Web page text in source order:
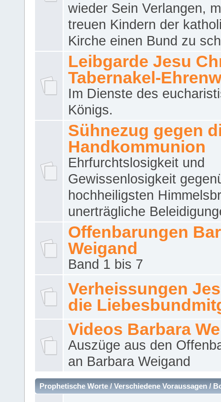
wieder Sein Verlangen,
treuen Kindern der
Kirche einen Bund zu
Leibgarde Jesu
Tabernakel-
Im Dienste des
Königs.
Sühnezug gegen
Handkommunion
Ehrfurchtslosigkeit und
Gewissenlosigkeit
hochheiligsten
unerträgliche
Offenbarungen
Weigand
Band 1 bis 7
Verheissungen
die
Videos Barbara
Auszüge aus den
an Barbara Weigand
Prophetische Worte / Verschiedene Voraussagen /